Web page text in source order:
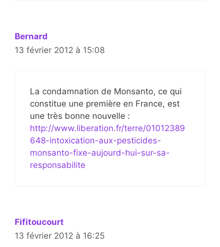
Bernard
13 février 2012 à 15:08
La condamnation de Monsanto, ce qui
constitue une première en France, est
une très bonne nouvelle :
http://www.liberation.fr/terre/01012389
648-intoxication-aux-pesticides-
monsanto-fixe-aujourd-hui-sur-sa-
responsabilite
Fifitoucourt
13 février 2012 à 16:25